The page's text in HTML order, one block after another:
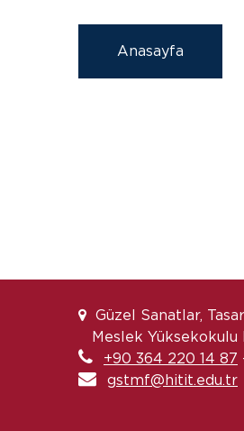
Anasayfa
Güzel Sanatlar,
Meslek Yüksekokulu
+90 364 220 14 87
gstmf@hitit.edu.tr